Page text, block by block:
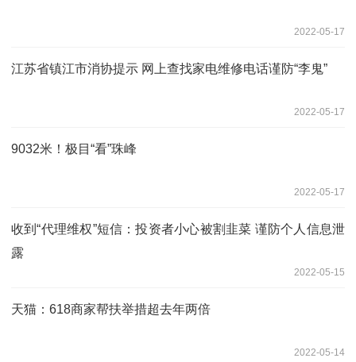
2022-05-17
江苏省镇江市消协提示 网上查找家电维修电话谨防“李鬼”
2022-05-17
9032米！极目“看”珠峰
2022-05-17
收到“代理维权”短信：投资者小心被割韭菜 谨防个人信息泄
露
2022-05-15
天猫：618商家帮扶举措超去年两倍
2022-05-14